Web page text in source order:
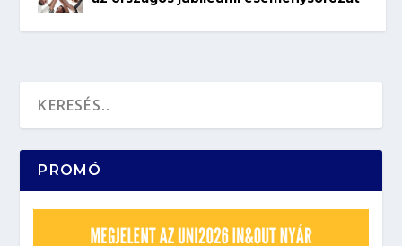
PROMÓ